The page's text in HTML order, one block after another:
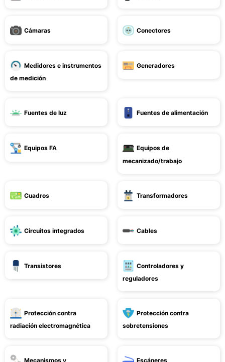
Cámaras Conectores
Medidores e instrumentos
de medición
Generadores
Fuentes de luz Fuentes de alimentación
Equipos FA
Equipos de
mecanizado/trabajo
Cuadros Transformadores
Circuitos integrados Cables
Transistores
Controladores y
reguladores
Protección contra
radiación electromagnética
Protección contra
sobretensiones
Mecanismos y Escáneres